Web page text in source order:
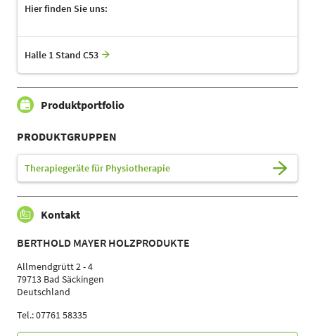
Hier finden Sie uns:
Halle 1 Stand C53
Produktportfolio
PRODUKTGRUPPEN
Therapiegeräte für Physiotherapie
Kontakt
BERTHOLD MAYER HOLZPRODUKTE
Allmendgrütt 2 - 4
79713 Bad Säckingen
Deutschland
Tel.: 07761 58335